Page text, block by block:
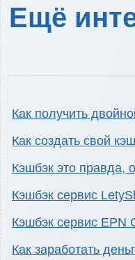
Ещё
Как получить
Как создать свой
Кэшбэк это правда,
Кэшбэк сервис
Кэшбэк сервис EPN
Как заработать